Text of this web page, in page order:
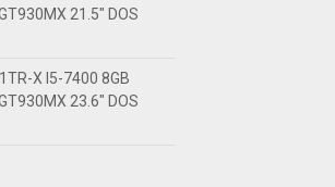
21.5″ DOS
X I5-7400 8GB
23.6″ DOS